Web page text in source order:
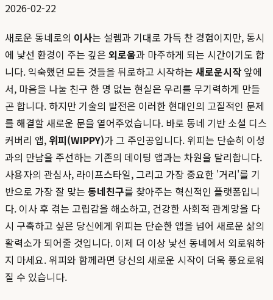
2026-02-22
새로운 동네로의 이사는 설렘과 기대로 가득 찬 경험이지만, 동시
에 낯선 환경이 주는 깊은 외로움과 마주하게 되는 시간이기도 합
니다. 익숙했던 모든 것들을 뒤로하고 시작하는 새로운시작 앞에
서, 마음을 나눌 친구 한 명 없는 현실은 우리를 무기력하게 만들
곤 합니다. 하지만 기술의 발전은 이러한 현대인의 고질적인 문제
를 해결할 새로운 문을 열어주었습니다. 바로 동네 기반 소셜 디스
커버리 앱, 위피(WIPPY)가 그 주인공입니다. 위피는 단순히 이성
과의 만남을 주선하는 기존의 데이팅 앱과는 차원을 달리합니다.
사용자의 관심사, 라이프스타일, 그리고 가장 중요한 '거리'를 기
반으로 가장 잘 맞는 동네친구를 찾아주는 혁신적인 플랫폼입니
다. 이사 후 겪는 고립감을 해소하고, 건강한 사회적 관계망을 다
시 구축하고 싶은 당신에게 위피는 단순한 앱을 넘어 새로운 삶의
활력소가 되어줄 것입니다. 이제 더 이상 낯선 동네에서 외로워하
지 마세요. 위피와 함께라면 당신의 새로운 시작이 더욱 풍요로워
질 수 있습니다.